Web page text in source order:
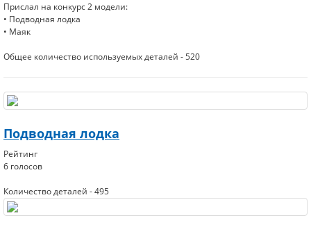
Прислал на конкурс 2 модели:
• Подводная лодка
• Маяк
Общее количество используемых деталей - 520
Подводная лодка
Рейтинг
6 голосов
Количество деталей - 495